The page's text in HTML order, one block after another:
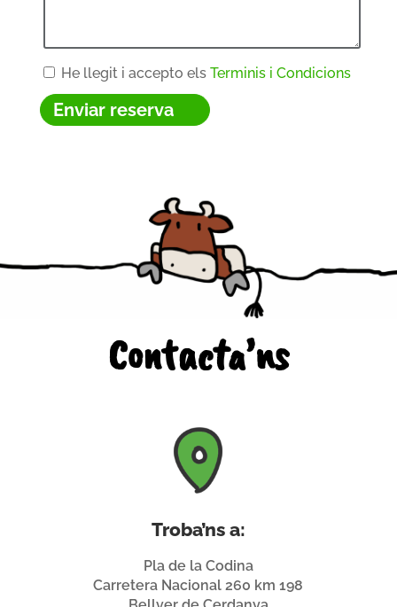
He llegit i accepto els Terminis i Condicions
Contacta’ns
Troba’ns a:
Pla de la Codina
Carretera Nacional 260 km 198